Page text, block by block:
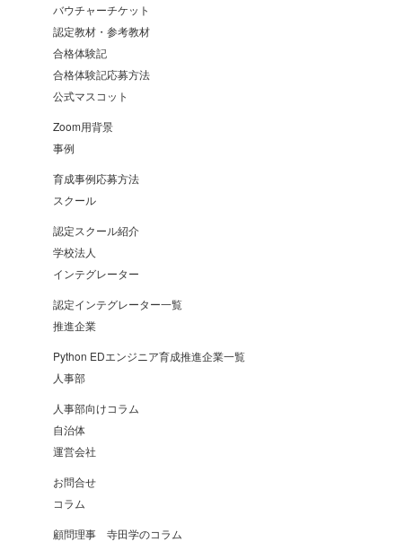
バウチャーチケット
認定教材・参考教材
合格体験記
合格体験記応募方法
公式マスコット
Zoom用背景
事例
育成事例応募方法
スクール
認定スクール紹介
学校法人
インテグレーター
認定インテグレーター一覧
推進企業
Python EDエンジニア育成推進企業一覧
人事部
人事部向けコラム
自治体
運営会社
お問合せ
コラム
顧問理事 寺田学のコラム